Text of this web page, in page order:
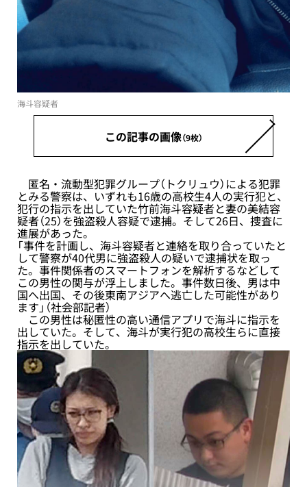
海斗容疑者
この記事の画像（9枚）
匿名・流動型犯罪グループ（トクリュウ）による犯罪
とみる警察は、いずれも16歳の高校生4人の実行犯と、
犯行の指示を出していた竹前海斗容疑者と妻の美結容
疑者（25）を強盗殺人容疑で逮捕。そして26日、捜査に
進展があった。
「事件を計画し、海斗容疑者と連絡を取り合っていたと
して警察が40代男に強盗殺人の疑いで逮捕状を取っ
た。事件関係者のスマートフォンを解析するなどして
この男性の関与が浮上しました。事件数日後、男は中
国へ出国、その後東南アジアへ逃亡した可能性があり
ます」（社会部記者）
この男性は秘匿性の高い通信アプリで海斗に指示を
出していた。そして、海斗が実行犯の高校生らに直接
指示を出していた。